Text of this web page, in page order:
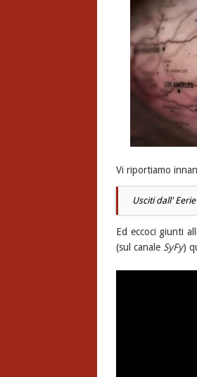
Vi riportiamo
Usciti dall'
Ed eccoci giunti
(sul canale SyFy)